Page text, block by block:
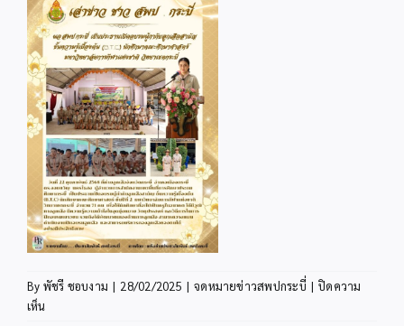
By พัชรี ชอบงาม | 28/02/2025 | จดหมายข่าวสพปกระบี่ | ปิดความ
เห็น